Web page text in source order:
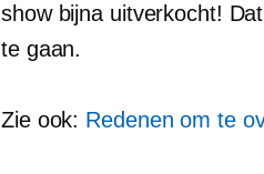
show bijna uitverkocht!
te gaan.
Zie ook: Redenen om te